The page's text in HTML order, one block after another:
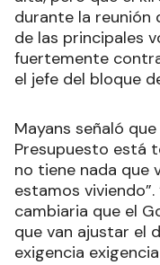
durante la reunión
de las principales
fuertemente
el jefe del bloque
Mayans señaló
Presupuesto está
no tiene nada que
estamos
cambiaria que el
que van ajustar el
exigencia